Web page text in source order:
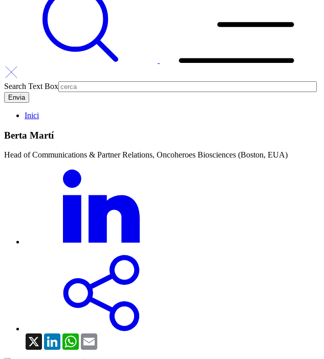
Search Text Box
Inici
Berta Martí
Head of Communications & Partner Relations, Oncoheroes Biosciences (Boston, EUA)
X LinkedInWhatsApp